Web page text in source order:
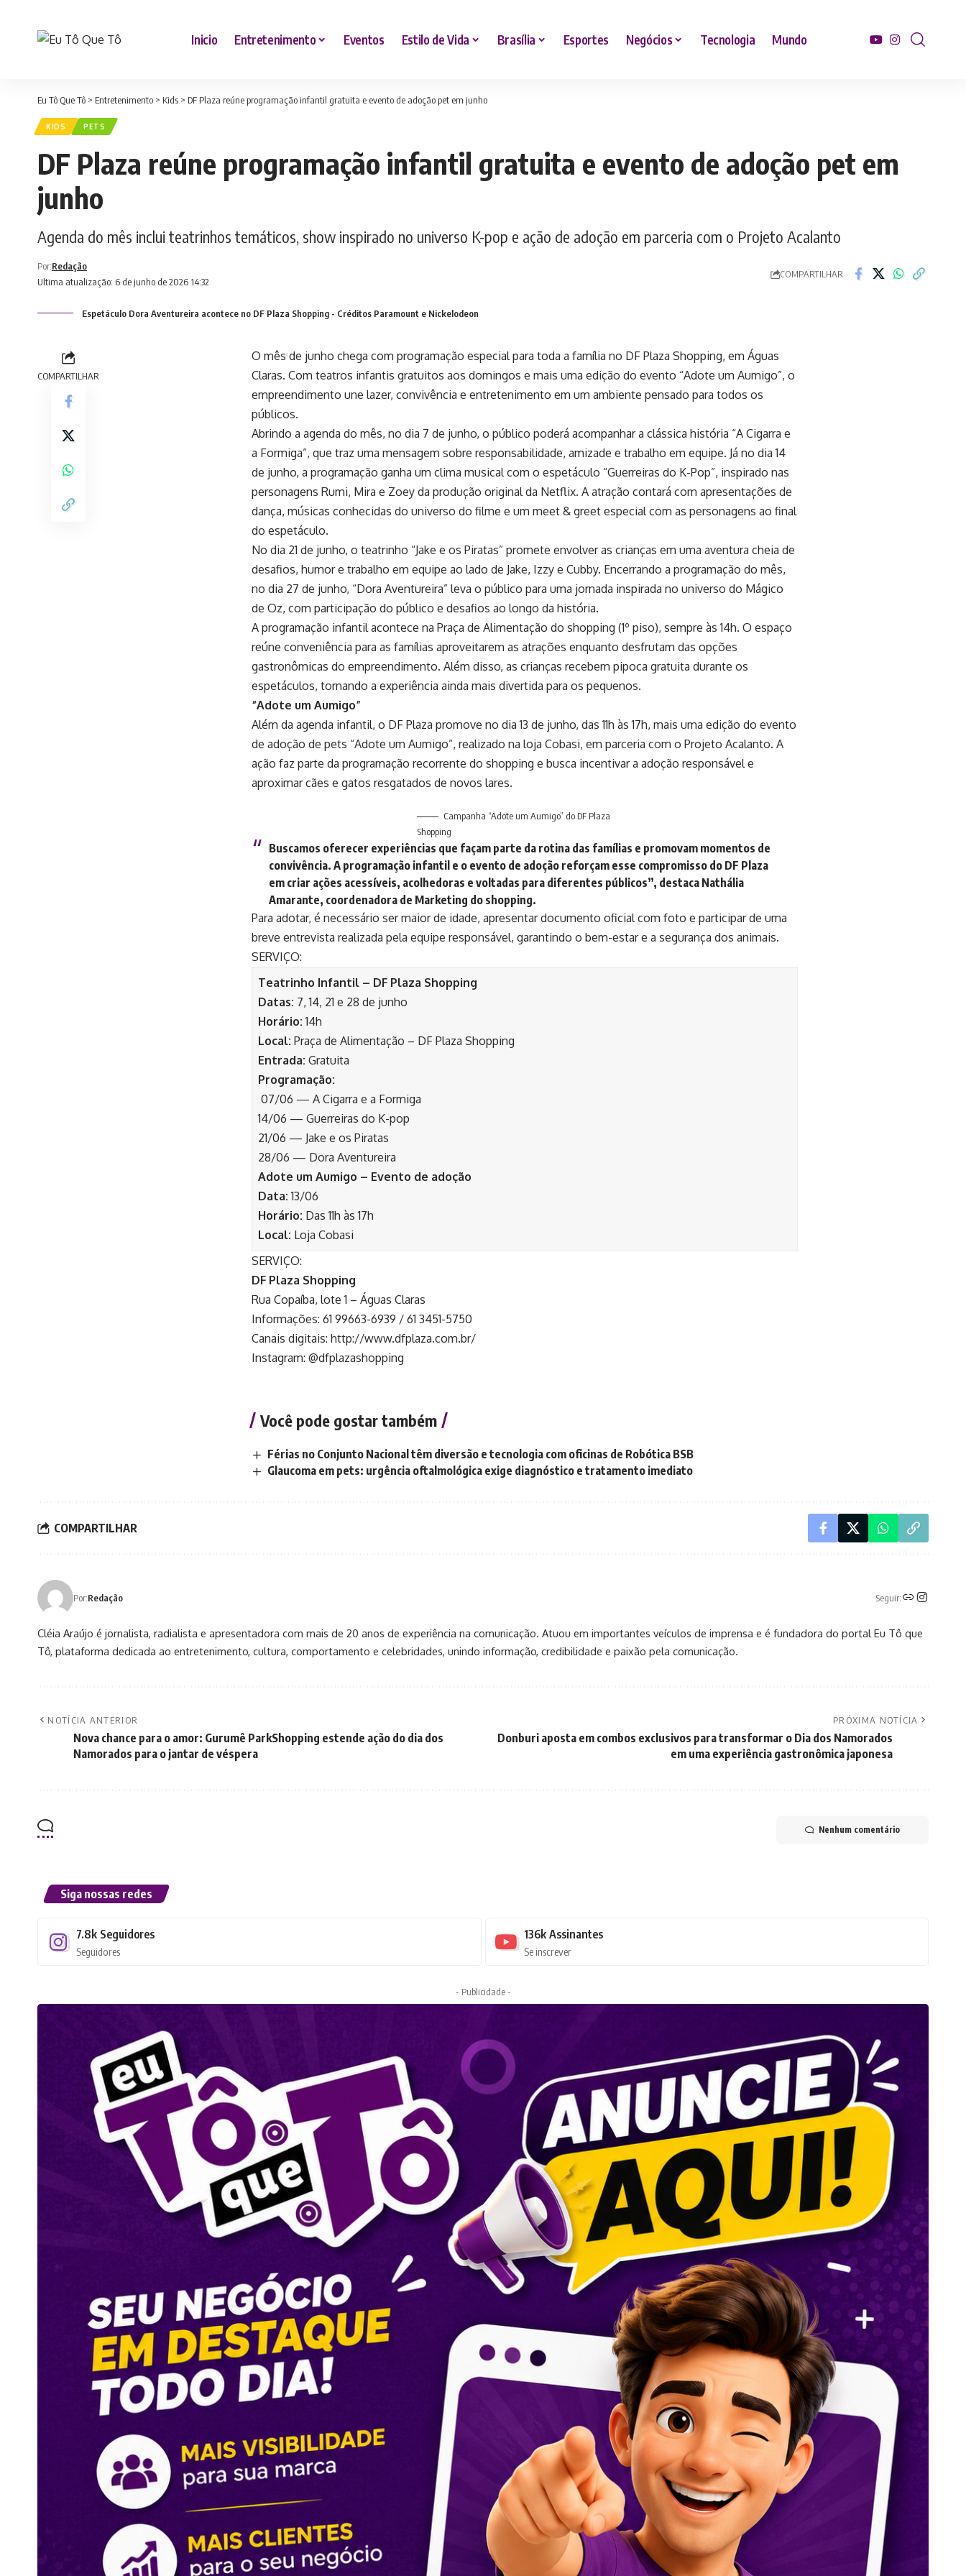
Inicio Entretenimento Eventos Estilo de Vida Brasília Esportes Negócios Tecnologia Mundo
Eu Tô Que Tô > Entretenimento > Kids > DF Plaza reúne programação infantil gratuita e evento de adoção pet em junho
KIDS PETS
DF Plaza reúne programação infantil gratuita e evento de adoção pet em
junho
Agenda do mês inclui teatrinhos temáticos, show inspirado no universo K-pop e ação de adoção em parceria com o Projeto Acalanto
Ultima atualização: 6 de junho de 2026 14:32
Por:Redação
COMPARTILHAR
Espetáculo Dora Aventureira acontece no DF Plaza Shopping - Créditos Paramount e Nickelodeon
COMPARTILHAR
O mês de junho chega com programação especial para toda a família no DF Plaza Shopping, em Águas
Claras. Com teatros infantis gratuitos aos domingos e mais uma edição do evento “Adote um Aumigo”, o
empreendimento une lazer, convivência e entretenimento em um ambiente pensado para todos os
públicos.
Abrindo a agenda do mês, no dia 7 de junho, o público poderá acompanhar a clássica história “A Cigarra e
a Formiga”, que traz uma mensagem sobre responsabilidade, amizade e trabalho em equipe. Já no dia 14
de junho, a programação ganha um clima musical com o espetáculo “Guerreiras do K-Pop”, inspirado nas
personagens Rumi, Mira e Zoey da produção original da Netflix. A atração contará com apresentações de
dança, músicas conhecidas do universo do filme e um meet & greet especial com as personagens ao final
do espetáculo.
No dia 21 de junho, o teatrinho “Jake e os Piratas” promete envolver as crianças em uma aventura cheia de
desafios, humor e trabalho em equipe ao lado de Jake, Izzy e Cubby. Encerrando a programação do mês,
no dia 27 de junho, “Dora Aventureira” leva o público para uma jornada inspirada no universo do Mágico
de Oz, com participação do público e desafios ao longo da história.
A programação infantil acontece na Praça de Alimentação do shopping (1º piso), sempre às 14h. O espaço
reúne conveniência para as famílias aproveitarem as atrações enquanto desfrutam das opções
gastronômicas do empreendimento. Além disso, as crianças recebem pipoca gratuita durante os
espetáculos, tornando a experiência ainda mais divertida para os pequenos.
“Adote um Aumigo”
Além da agenda infantil, o DF Plaza promove no dia 13 de junho, das 11h às 17h, mais uma edição do evento
de adoção de pets “Adote um Aumigo”, realizado na loja Cobasi, em parceria com o Projeto Acalanto. A
ação faz parte da programação recorrente do shopping e busca incentivar a adoção responsável e
aproximar cães e gatos resgatados de novos lares.
Campanha “Adote um Aumigo” do DF Plaza
Shopping
Buscamos oferecer experiências que façam parte da rotina das famílias e promovam momentos de
convivência. A programação infantil e o evento de adoção reforçam esse compromisso do DF Plaza
em criar ações acessíveis, acolhedoras e voltadas para diferentes públicos”, destaca Nathália
Amarante, coordenadora de Marketing do shopping.
Para adotar, é necessário ser maior de idade, apresentar documento oficial com foto e participar de uma
breve entrevista realizada pela equipe responsável, garantindo o bem-estar e a segurança dos animais.
SERVIÇO:
Teatrinho Infantil – DF Plaza Shopping
Datas: 7, 14, 21 e 28 de junho
Horário: 14h
Local: Praça de Alimentação – DF Plaza Shopping
Entrada: Gratuita
Programação:
07/06 — A Cigarra e a Formiga
14/06 — Guerreiras do K-pop
21/06 — Jake e os Piratas
28/06 — Dora Aventureira
Adote um Aumigo – Evento de adoção
Data:13/06
Horário: Das 11h às 17h
Local: Loja Cobasi
SERVIÇO:
DF Plaza Shopping
Rua Copaíba, lote 1 – Águas Claras
Informações: 61 99663-6939 / 61 3451-5750
Canais digitais: http://www.dfplaza.com.br/
Instagram: @dfplazashopping
Você pode gostar também
Férias no Conjunto Nacional têm diversão e tecnologia com oficinas de Robótica BSB
Glaucoma em pets: urgência oftalmológica exige diagnóstico e tratamento imediato
COMPARTILHAR
Por:Redação Seguir:
Cléia Araújo é jornalista, radialista e apresentadora com mais de 20 anos de experiência na comunicação. Atuou em importantes veículos de imprensa e é fundadora do portal Eu Tô que
Tô, plataforma dedicada ao entretenimento, cultura, comportamento e celebridades, unindo informação, credibilidade e paixão pela comunicação.
NOTÍCIA ANTERIOR
Nova chance para o amor: Gurumê ParkShopping estende ação do dia dos
Namorados para o jantar de véspera
PRÓXIMA NOTÍCIA
Donburi aposta em combos exclusivos para transformar o Dia dos Namorados
em uma experiência gastronômica japonesa
Nenhum comentário
Siga nossas redes
7.8k Seguidores
Seguidores
136k Assinantes
Se inscrever
- Publicidade -